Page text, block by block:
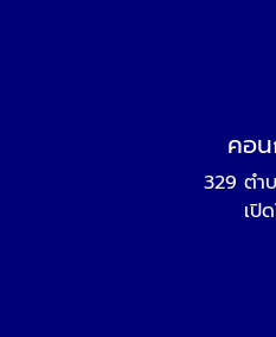
คอ
329 ตำ
เปิ